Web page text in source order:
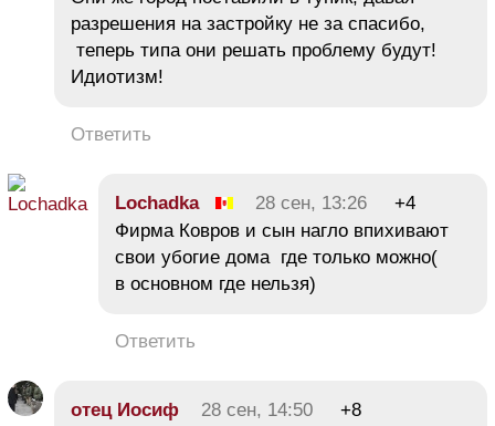
разрешения на застройку не за спасибо,
теперь типа они решать проблему будут!
Идиотизм!
Ответить
Lochadka 28 сен, 13:26
+4
Фирма Ковров и сын нагло впихивают
свои убогие дома где только можно(
в основном где нельзя)
Ответить
отец Иосиф 28 сен, 14:50
+8